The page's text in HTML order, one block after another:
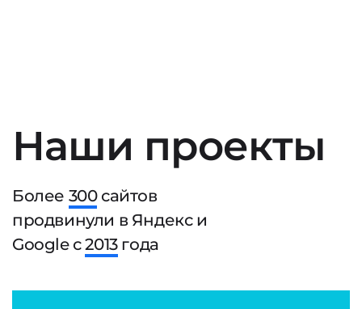
Наши проекты
Более 300сайтов
продвинули в Яндекс и
Google с2013года